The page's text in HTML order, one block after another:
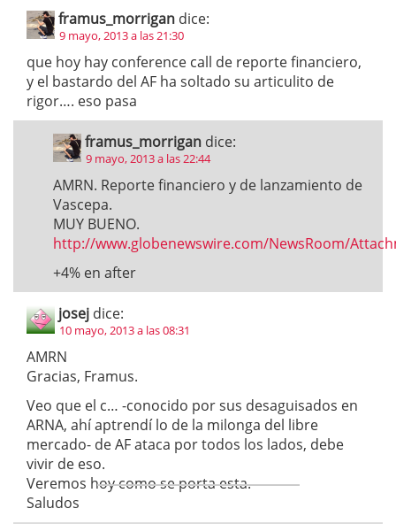
framus_morrigan dice:
9 mayo, 2013 a las 21:30
que hoy hay conference call de reporte financiero,
y el bastardo del AF ha soltado su articulito de
rigor…. eso pasa
framus_morrigan dice:
9 mayo, 2013 a las 22:44
AMRN. Reporte financiero y de lanzamiento de
Vascepa.
MUY BUENO.
http://www.globenewswire.com/NewsRoom/
+4% en after
josej dice:
10 mayo, 2013 a las 08:31
AMRN
Gracias, Framus.
Veo que el c… -conocido por sus desaguisados en
ARNA, ahí aptrendí lo de la milonga del libre
mercado- de AF ataca por todos los lados, debe
vivir de eso.
Veremos hoy como se porta esta.
Saludos